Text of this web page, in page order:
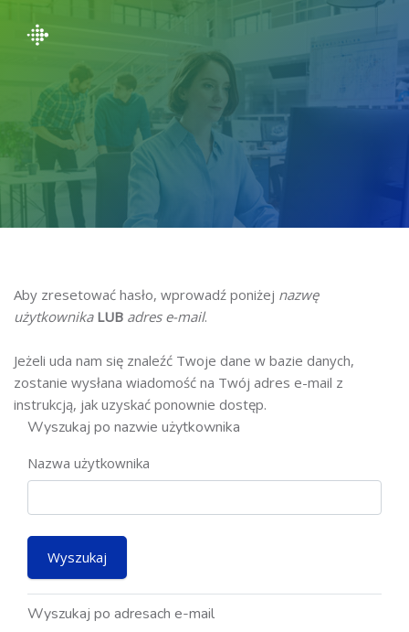
Aby zresetować hasło, wprowadź poniżej nazwę
użytkownika LUB adres e-mail.
Jeżeli uda nam się znaleźć Twoje dane w bazie danych,
zostanie wysłana wiadomość na Twój adres e-mail z
instrukcją, jak uzyskać ponownie dostęp.
Wyszukaj po nazwie użytkownika
Nazwa użytkownika
Wyszukaj po adresach e-mail